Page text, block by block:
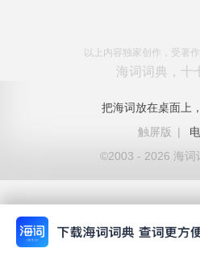
以上内容独家创作，受著
海词词典，十
把海词放在桌面上
触屏版
|
©2003 - 2026 海词